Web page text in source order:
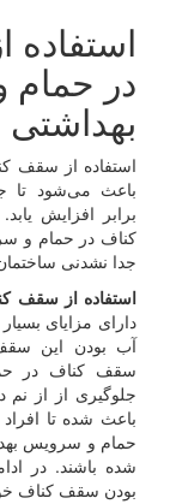
در
بهداشتی
استفاده از سقف
باعث می‌شود تا
برابر افزایش
کناف در حمام و
جدا نشدنی
استفاده از سقف
دارای مزایای
آب بودن این
سقف کناف در
جلوگیری از از
باعث شده تا
حمام و سرویس
شده باشند. در
بودن سقف کناف